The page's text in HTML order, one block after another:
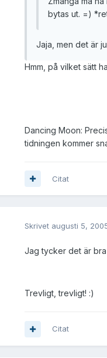
bytas ut. =)
Jaja, men det är
Hmm, på vilket sätt
Dancing Moon:
tidningen kommer
Citat
Skrivet augusti 5,
Jag tycker det är
Trevligt, trevligt! :)
Citat